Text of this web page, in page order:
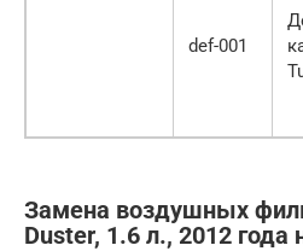
def-001
Замена воздушных
Duster, 1.6 л., 2012 года